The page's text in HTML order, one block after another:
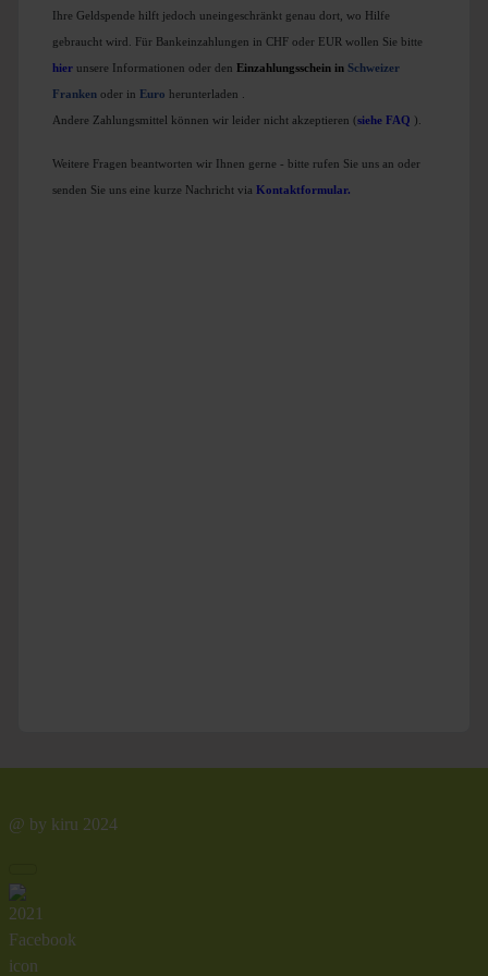
Ihre Geldspende hilft jedoch uneingeschränkt genau dort, wo Hilfe
gebraucht wird. Für Bankeinzahlungen in CHF oder EUR wollen Sie bitte
hier unsere Informationen oder den Einzahlungsschein in Schweizer
Franken oder in Euro herunterladen
Andere Zahlungsmittel können wir leider nicht akzeptieren (siehe FAQ ).
Weitere Fragen beantworten wir Ihnen gerne - bitte rufen Sie uns an oder
senden Sie uns eine kurze Nachricht via Kontaktformular.
@ by kiru 2024